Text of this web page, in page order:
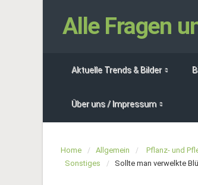
Alle Fragen
Aktuelle Trends & Bilder
Über uns / Impressum
Home Allgemein Pflanz- und
Sonstiges
Sollte man verwelkte